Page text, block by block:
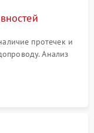
протечек и
Анализ
вращения
защиты